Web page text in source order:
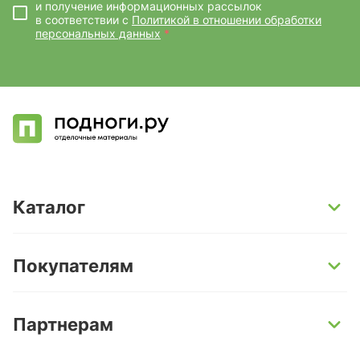
и получение информационных рассылок
в соответствии с Политикой в отношении обработки
персональных данных *
Каталог
Кварц-винил и LVT-плитка
Ламинат
Покупателям
Условия доставки
Партнерам